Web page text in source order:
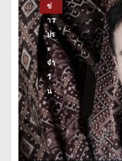
ข่
าว
ปร
ะ
จำ
วั
น